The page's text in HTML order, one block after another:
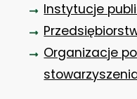
Instytucje
Organizacje